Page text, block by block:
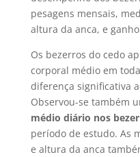
pesagens mensais,
altura da anca, e
Os bezerros do cedo
corporal médio em
diferença significativa
Observou-se também
médio diário nos
período de estudo. As
e altura da anca